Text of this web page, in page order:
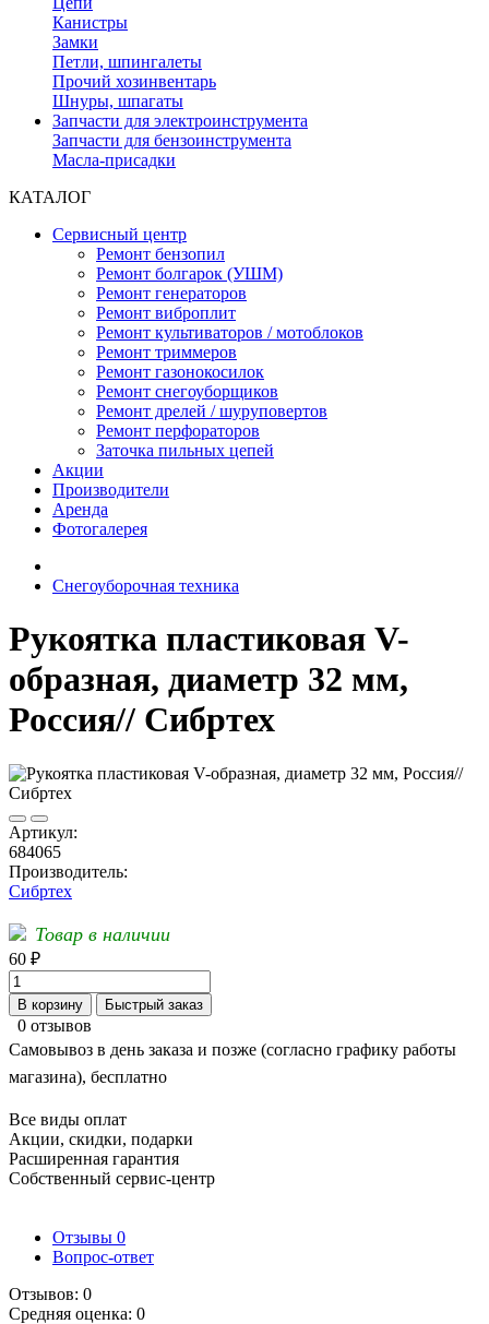
Канистры
Замки
Петли, шпингалеты
Прочий хозинвентарь
Шнуры, шпагаты
Запчасти для электроинструмента
Запчасти для бензоинструмента
Масла-присадки
КАТАЛОГ
Сервисный центр
Ремонт бензопил
Ремонт болгарок (УШМ)
Ремонт генераторов
Ремонт виброплит
Ремонт культиваторов / мотоблоков
Ремонт триммеров
Ремонт газонокосилок
Ремонт снегоуборщиков
Ремонт дрелей / шуруповертов
Ремонт перфораторов
Заточка пильных цепей
Акции
Производители
Аренда
Фотогалерея
Снегоуборочная техника
Рукоятка пластиковая V-
образная, диаметр 32 мм,
Россия// Сибртех
Артикул:
684065
Производитель:
Сибртех
Товар в наличии
60 ₽
В корзину Быстрый заказ
0 отзывов
Самовывоз в день заказа и позже (согласно графику работы
магазина), бесплатно
Все виды оплат
Акции, скидки, подарки
Расширенная гарантия
Собственный сервис-центр
Отзывы 0
Вопрос-ответ
Отзывов: 0
Средняя оценка: 0